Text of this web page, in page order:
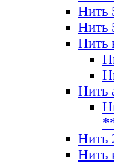
Нить
Нить
Нить
Нить
Нить
Нить